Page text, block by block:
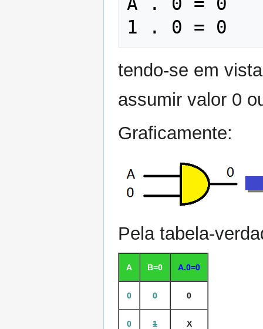
tendo-se em
assumir valor 0
Graficamente:
Pela tabela-
A B=0 A.0=0
0 0 0
0 1 X